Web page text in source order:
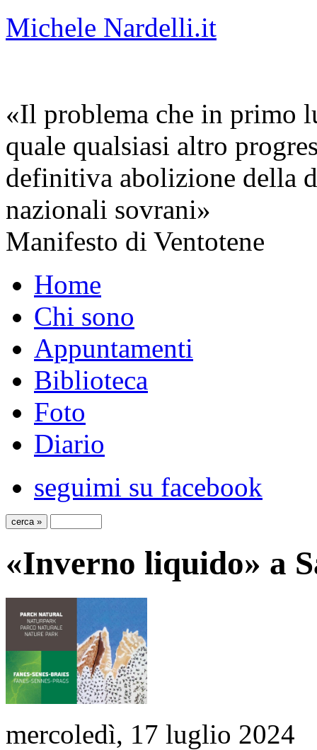
Michele Nardelli.it
«Il problema che in primo
quale qualsiasi altro
definitiva abolizione della
nazionali sovrani»
Manifesto di Ventotene
Home
Chi sono
Appuntamenti
Biblioteca
Foto
Diario
seguimi su facebook
«Inverno liquido» a
mercoledì, 17 luglio 2024